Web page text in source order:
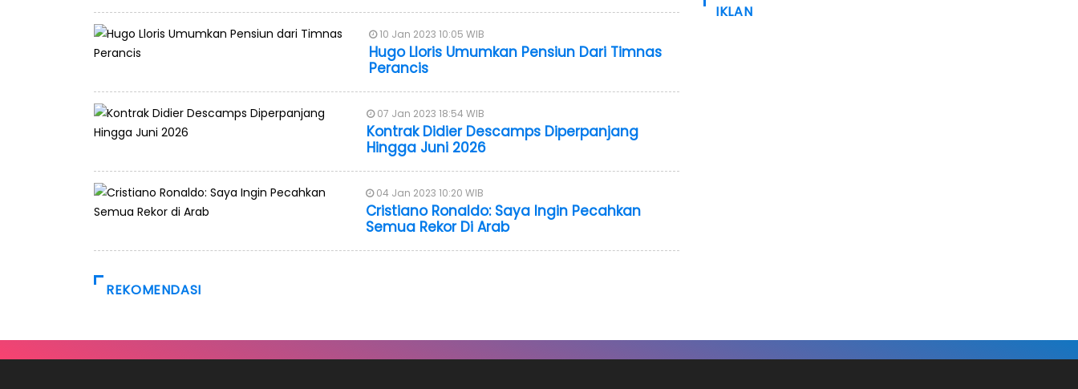
10 Jan 2023 10:05 WIB
Hugo Lloris Umumkan Pensiun Dari Timnas
Perancis
07 Jan 2023 18:54 WIB
Kontrak Didier Descamps Diperpanjang
Hingga Juni 2026
04 Jan 2023 10:20 WIB
Cristiano Ronaldo: Saya Ingin Pecahkan
Semua Rekor Di Arab
REKOMENDASI
IKLAN